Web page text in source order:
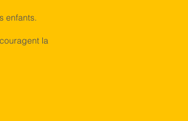
enfants.
la